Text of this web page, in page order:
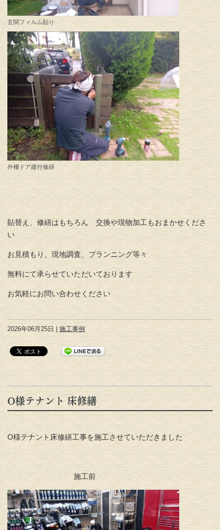
玄関フィルム貼り
外柵ドア建付修繕
貼替え、修繕はもちろん 交換や現物加工もおまかせくださ
い
お見積もり、現地調査、プランニング等々
無料にて承らせていただいております
お気軽にお問い合わせください
2026年06月25日 |施工事例
O様テナント 床修繕
O様テナント床修繕工事を施工させていただきました
施工前